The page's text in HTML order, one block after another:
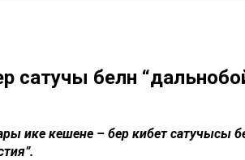
сатучы белән
ике кешене – бер кибет сатучысы